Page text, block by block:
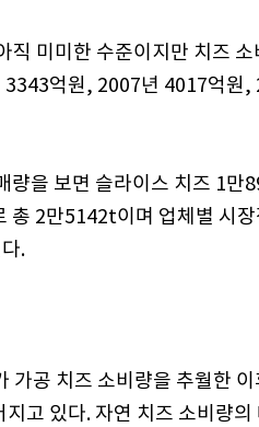
미미한 수준이지만 치즈 소
3343억원, 2007년 4017억원,
량을 보면 슬라이스 치즈 1만
2만5142t이며 업체별 시
.
가공 치즈 소비량을 추월한 이
고 있다. 자연 치즈 소비량의